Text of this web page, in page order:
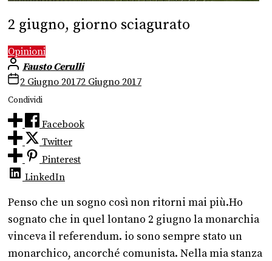
2 giugno, giorno sciagurato
Opinioni
Fausto Cerulli
2 Giugno 20172 Giugno 2017
Condividi
Facebook
Twitter
Pinterest
LinkedIn
Penso che un sogno così non ritorni mai più.Ho
sognato che in quel lontano 2 giugno la monarchia
vinceva il referendum. io sono sempre stato un
monarchico, ancorché comunista. Nella mia stanza